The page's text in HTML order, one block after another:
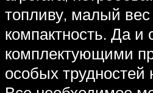
топливу, малый вес
компактность. Да и
комплектующими
особых трудностей